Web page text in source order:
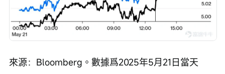
來源：Bloomberg。數據爲2025年5月21日當天